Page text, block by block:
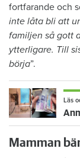
fortfarande och
inte låta bli att
familjen så gott
ytterligare. Till
börja”.
Läs
Mamman